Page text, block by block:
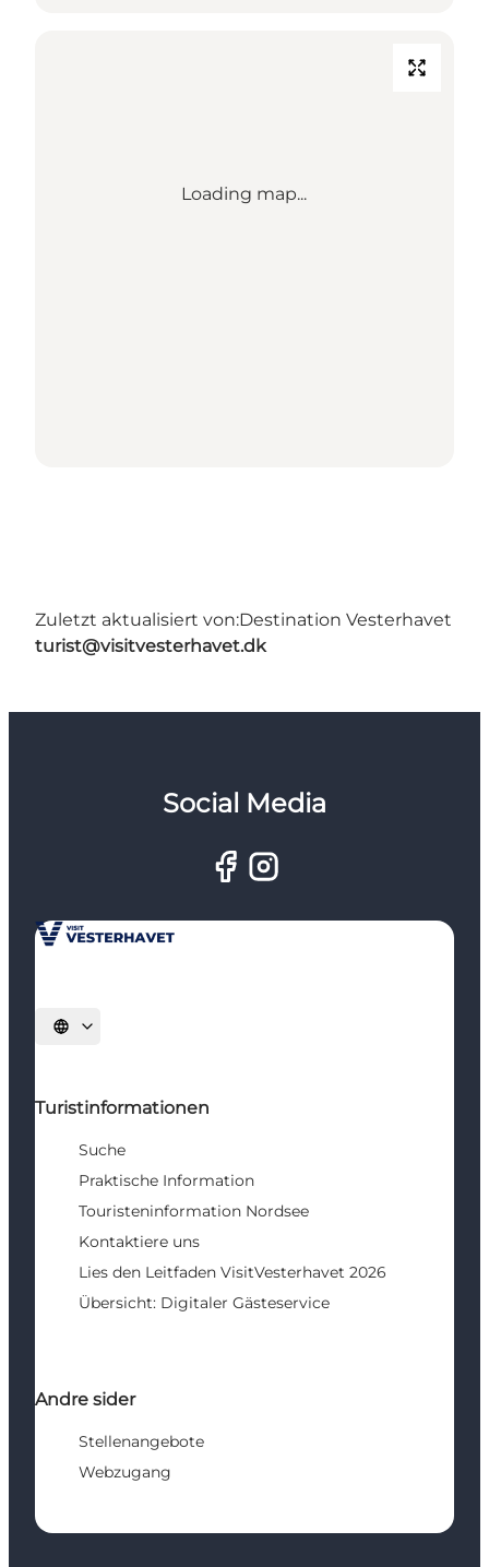
Loading map...
Zuletzt aktualisiert von:Destination Vesterhavet
turist@visitvesterhavet.dk
Social Media
Sprache auswählen
Turistinformationen
Suche
Praktische Information
Touristeninformation Nordsee
Kontaktiere uns
Lies den Leitfaden VisitVesterhavet 2026
Übersicht: Digitaler Gästeservice
Andre sider
Stellenangebote
Webzugang